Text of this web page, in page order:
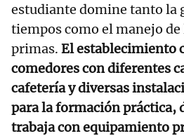
estudiante domine tanto la
tiempos como el manejo
primas. El establecimiento
comedores con diferentes
cafetería y diversas
para la formación práctica,
trabaja con equipamiento